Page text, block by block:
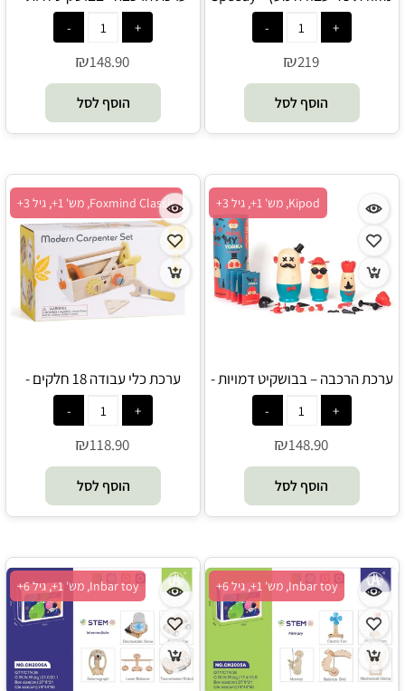
Monkey
₪219
הוסף לסל
₪148.90
הוסף לסל
Kipod, מש' 1+, גיל 3+
ערכת הרכבה – בבושקיט דמויות -
₪148.90
הוסף לסל
Foxmind Classic, מש' 1+, גיל 3+
ערכת כלי עבודה 18 חלקים -
Foxmind Classic
₪118.90
הוסף לסל
Inbar toy, מש' 1+, גיל 6+ Inbar toy, מש' 1+, גיל 6+